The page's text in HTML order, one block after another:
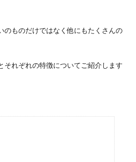
のものだけではなく他にもたくさんの
それぞれの特徴についてご紹介します